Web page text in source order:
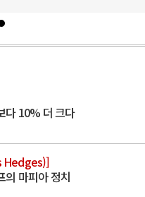
다 10% 더 크다
Hedges)]
의 마피아 정치